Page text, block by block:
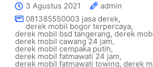
3 Agustus 2021
admin
081385550003 jasa derek,
derek mobil bogor terpercaya,
derek mobil bsd tangerang, derek
derek mobil cawang 24 jam,
derek mobil cempaka putih,
derek mobil fatmawati 24 jam,
derek mobil fatmawati towing, derek